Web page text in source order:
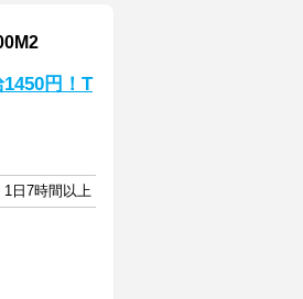
円！T
日7時間以上